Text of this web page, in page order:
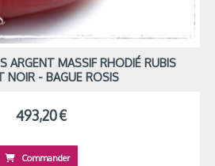
ARGENT MASSIF RHODIÉ RUBIS
NOIR - BAGUE ROSIS
493,20€
Commander